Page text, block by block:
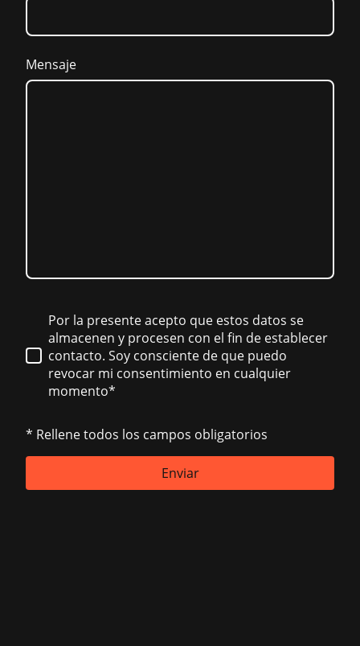
Mensaje
Por la presente acepto que estos datos se
almacenen y procesen con el fin de establecer
contacto. Soy consciente de que puedo
revocar mi consentimiento en cualquier
momento*
* Rellene todos los campos obligatorios
Enviar